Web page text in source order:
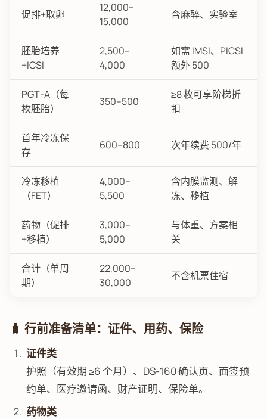
促排+取卵
12,000–
15,000
含麻醉、实验室
胚胎培养
+ICSI
2,500–
4,000
如需 IMSI、PICSI
额外 500
PGT-A（每
枚胚胎）
350–500
≥8 枚可享阶梯折
扣
首年冷冻保
存
600–800 次年续费 500/年
冷冻移植
（FET）
4,000–
5,500
含内膜监测、解
冻、移植
药物（促排
+移植）
3,000–
5,000
与体重、方案相
关
合计（单周
期）
22,000–
30,000
不含机票住宿
🧳 行前准备清单：证件、用药、保险
证件类
护照（有效期 ≥6 个月）、DS-160 确认页、面签预
约单、医疗邀请函、财产证明、保险单。
药物类